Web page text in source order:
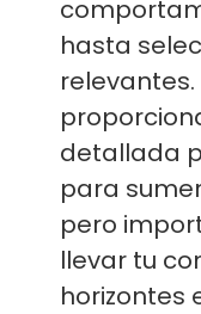
hasta
detallada
para
pero
llevar tu
horizontes